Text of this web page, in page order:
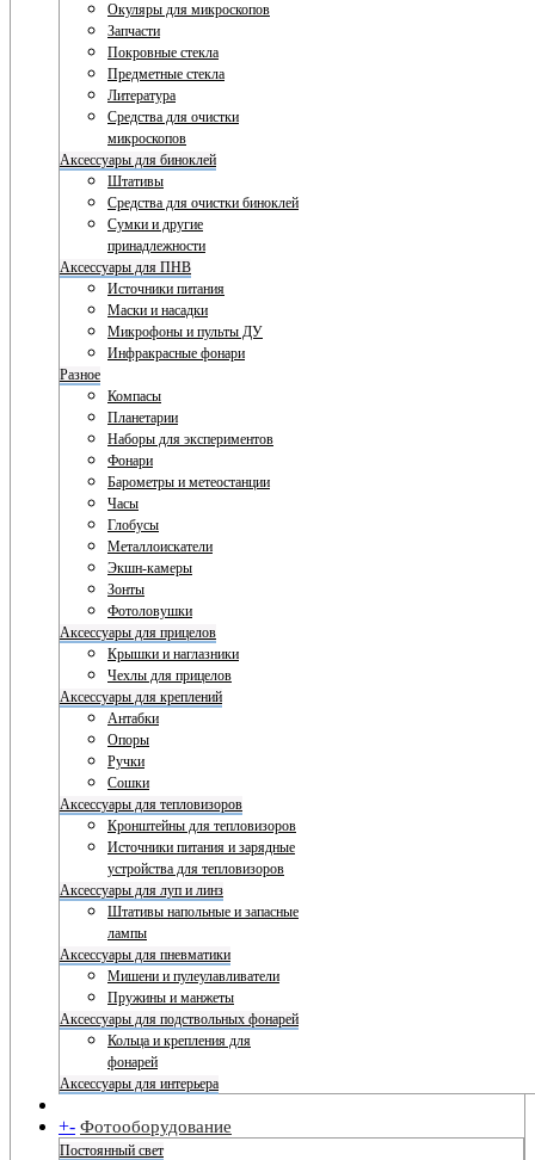
Окуляры для микроскопов
Запчасти
Покровные стекла
Предметные стекла
Литература
Средства для очистки
микроскопов
Аксессуары для биноклей
Штативы
Средства для очистки биноклей
Сумки и другие
принадлежности
Аксессуары для ПНВ
Источники питания
Маски и насадки
Микрофоны и пульты ДУ
Инфракрасные фонари
Разное
Компасы
Планетарии
Наборы для экспериментов
Фонари
Барометры и метеостанции
Часы
Глобусы
Металлоискатели
Экшн-камеры
Зонты
Фотоловушки
Аксессуары для прицелов
Крышки и наглазники
Чехлы для прицелов
Аксессуары для креплений
Антабки
Опоры
Ручки
Сошки
Аксессуары для тепловизоров
Кронштейны для тепловизоров
Источники питания и зарядные
устройства для тепловизоров
Аксессуары для луп и линз
Штативы напольные и запасные
лампы
Аксессуары для пневматики
Мишени и пулеулавливатели
Пружины и манжеты
Аксессуары для подствольных фонарей
Кольца и крепления для
фонарей
Аксессуары для интерьера
+- Фотооборудование
Постоянный свет